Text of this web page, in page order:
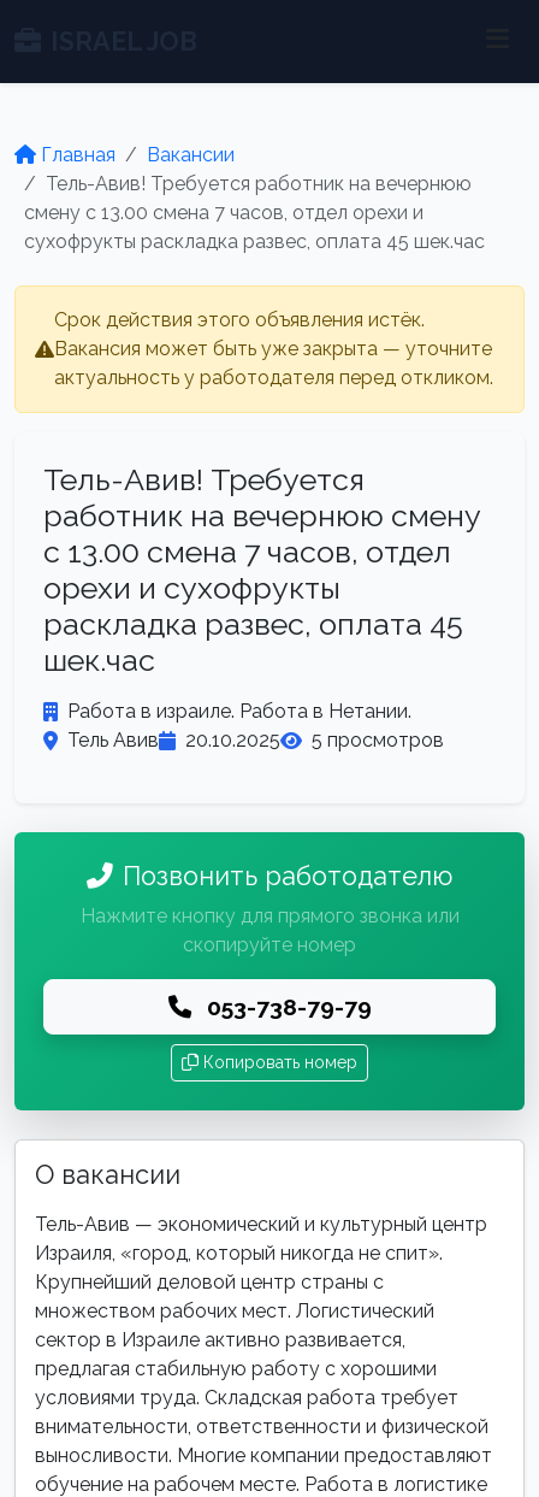
Главная
Вакансии
Тель-Авив! Требуется работник на вечернюю
смену с 13.00 смена 7 часов, отдел орехи и
сухофрукты раскладка развес, оплата 45 шек.час
Срок действия этого объявления истёк.
Вакансия может быть уже закрыта — уточните
актуальность у работодателя перед откликом.
Тель-Авив! Требуется
работник на вечернюю смену
с 13.00 смена 7 часов, отдел
орехи и сухофрукты
раскладка развес, оплата 45
шек.час
Работа в израиле. Работа в Нетании.
Тель Авив
20.10.2025 5 просмотров
Позвонить работодателю
Нажмите кнопку для прямого звонка или
скопируйте номер
053-738-79-79
Копировать номер
О вакансии
Тель-Авив — экономический и культурный центр
Израиля, «город, который никогда не спит».
Крупнейший деловой центр страны с
множеством рабочих мест. Логистический
сектор в Израиле активно развивается,
предлагая стабильную работу с хорошими
условиями труда. Складская работа требует
внимательности, ответственности и физической
выносливости. Многие компании предоставляют
обучение на рабочем месте. Работа в логистике